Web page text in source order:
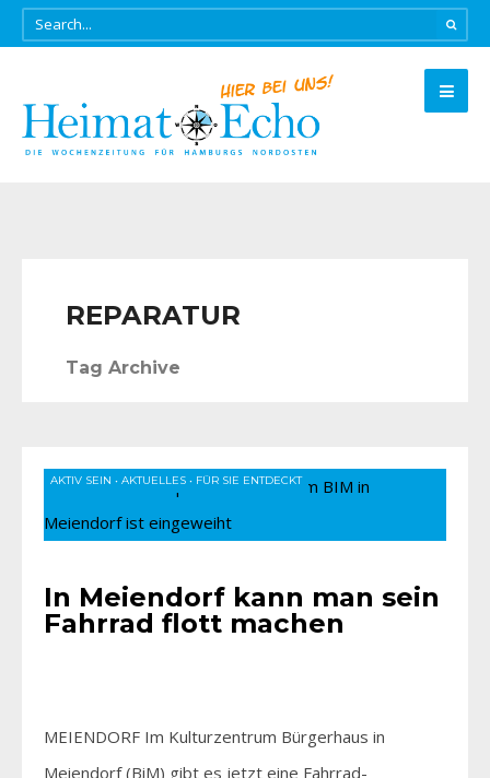
REPARATUR
Tag Archive
AKTIV SEIN • AKTUELLES • FÜR SIE ENTDECKT
In Meiendorf kann man sein
Fahrrad flott machen
MEIENDORF Im Kulturzentrum Bürgerhaus in
Meiendorf (BiM) gibt es jetzt eine Fahrrad-